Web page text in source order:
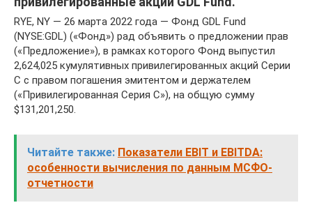
RYE, NY — 26 марта 2022 года — Фонд GDL Fund
(NYSE:GDL) («Фонд») рад объявить о предложении прав
(«Предложение»), в рамках которого Фонд выпустил
2,624,025 кумулятивных привилегированных акций Серии
C с правом погашения эмитентом и держателем
(«Привилегированная Серия C»), на общую сумму
$131,201,250.
Читайте также: Показатели EBIT и EBITDA:
особенности вычисления по данным МСФО-
отчетности